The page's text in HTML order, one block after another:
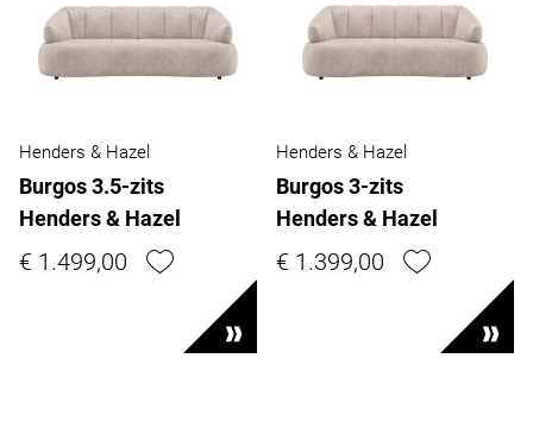
Henders & Hazel
Burgos 3.5-zits
Henders & Hazel
€ 1.499,00
Henders & Hazel
Burgos 3-zits
Henders & Hazel
€ 1.399,00